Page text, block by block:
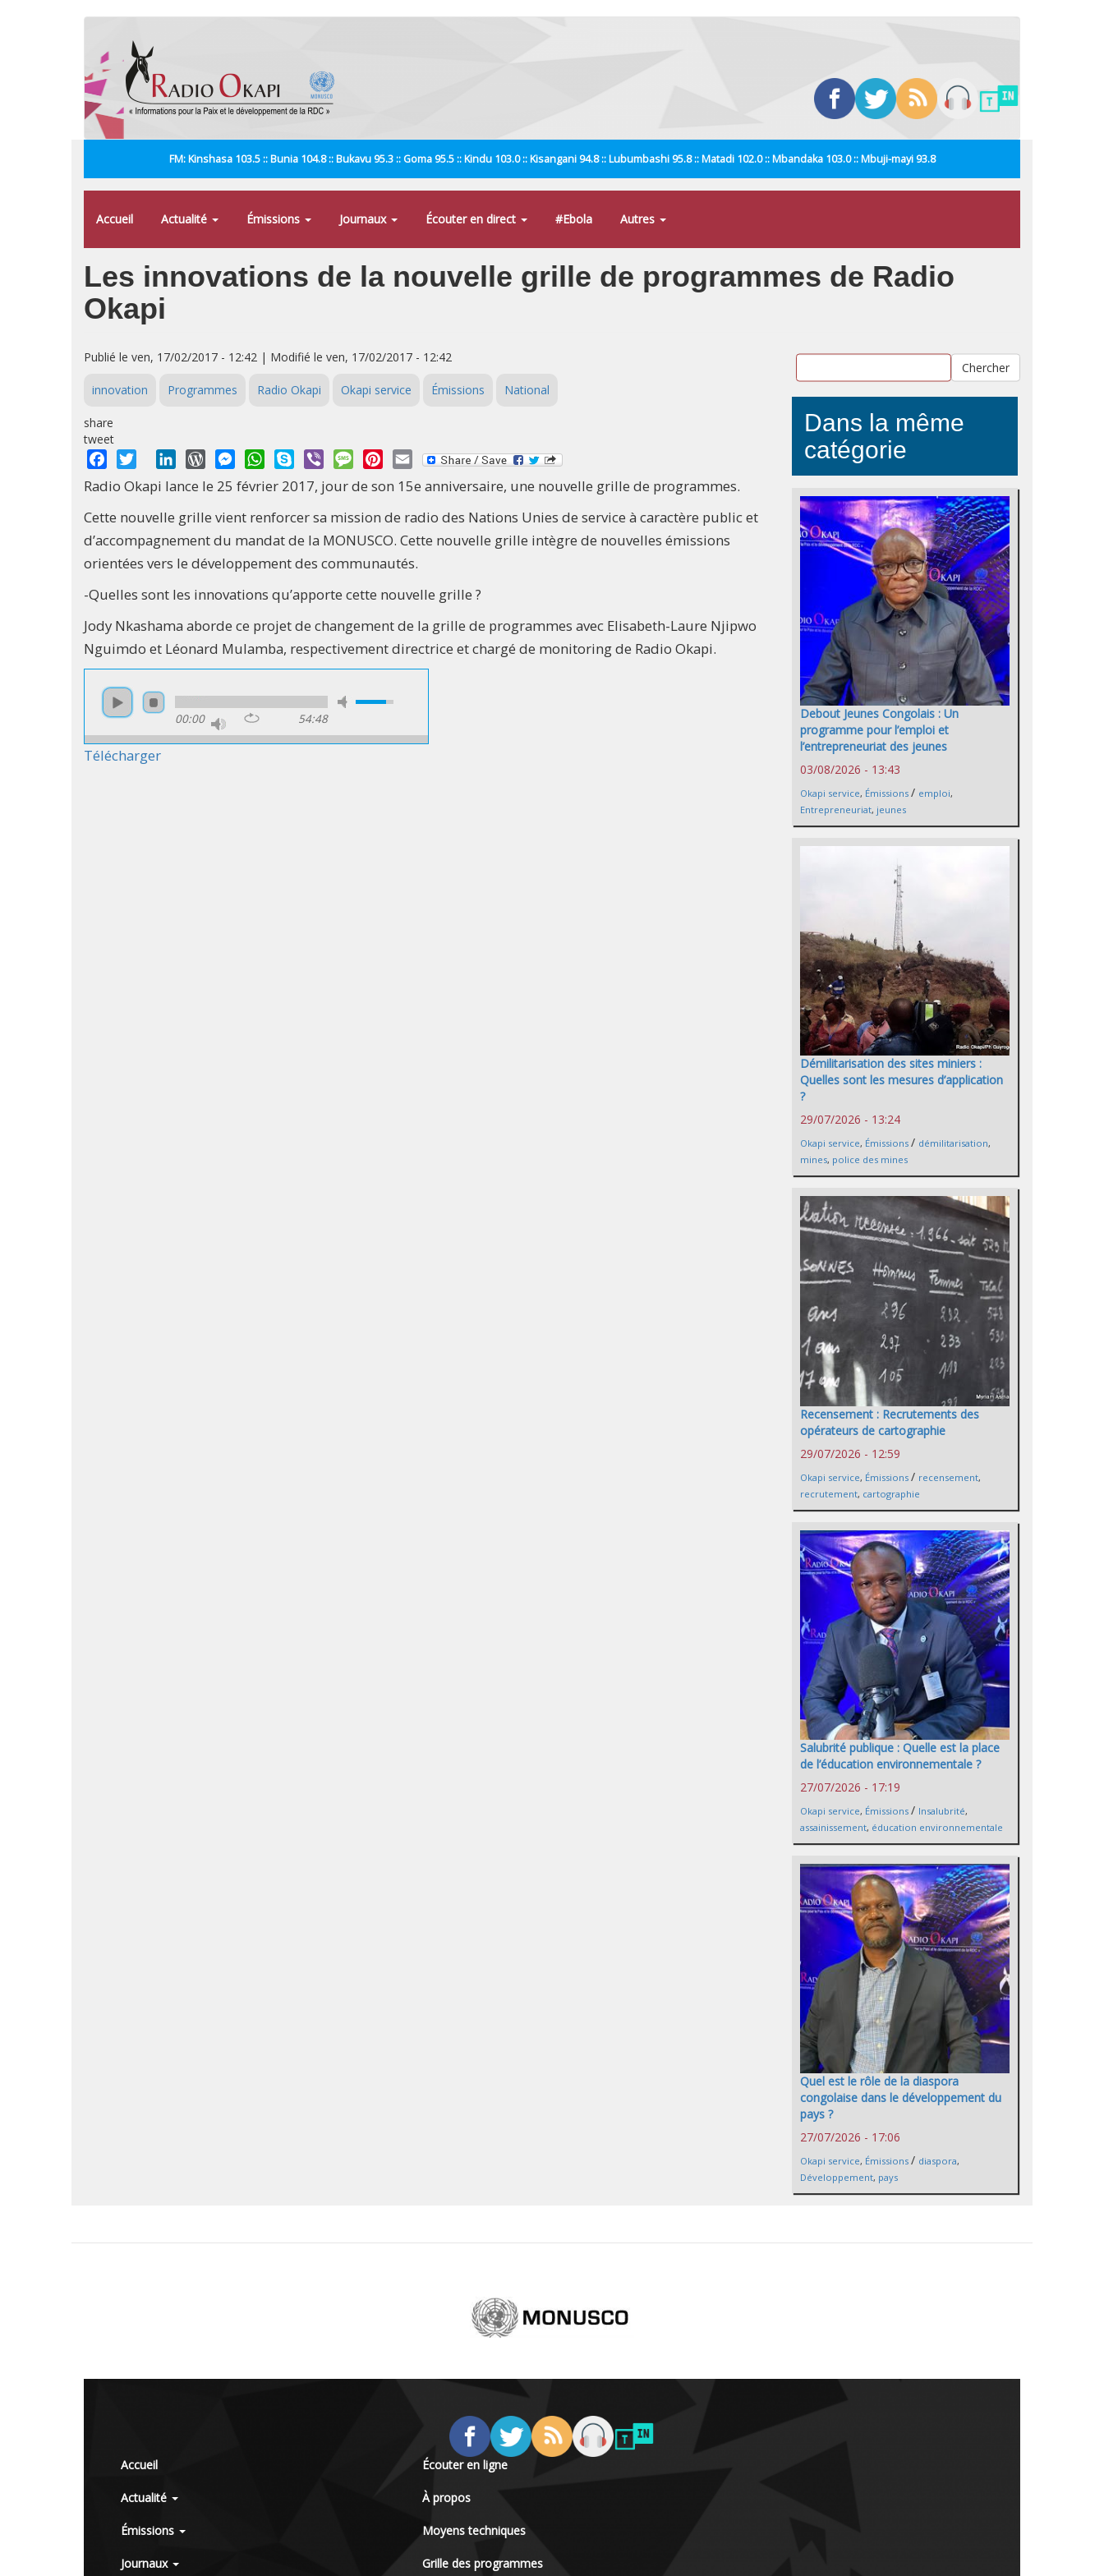
FM: Kinshasa 103.5 :: Bunia 104.8 :: Bukavu 95.3 :: Goma 95.5 :: Kindu 103.0 :: Kisangani 94.8 :: Lubumbashi 95.8 :: Matadi 102.0 :: Mbandaka 103.0 :: Mbuji-mayi 93.8
Accueil Actualité Émissions Journaux Écouter en direct #Ebola Autres
Les innovations de la nouvelle grille de programmes de Radio
Okapi
Publié le ven, 17/02/2017 - 12:42 | Modifié le ven, 17/02/2017 - 12:42
innovation Programmes Radio Okapi Okapi service Émissions National
share
tweet
Facebook
Twitter LinkedInWordPressMessengerWhatsApp
Skype Viber MessagePinterest
Email
Radio Okapi lance le 25 février 2017, jour de son 15e anniversaire, une nouvelle grille de programmes.
Cette nouvelle grille vient renforcer sa mission de radio des Nations Unies de service à caractère public et
d’accompagnement du mandat de la MONUSCO. Cette nouvelle grille intègre de nouvelles émissions
orientées vers le développement des communautés.
-Quelles sont les innovations qu’apporte cette nouvelle grille ?
Jody Nkashama aborde ce projet de changement de la grille de programmes avec Elisabeth-Laure Njipwo
Nguimdo et Léonard Mulamba, respectivement directrice et chargé de monitoring de Radio Okapi.
00:00 54:48
Télécharger
Chercher
Dans la même
catégorie
Debout Jeunes Congolais : Un
programme pour l’emploi et
l’entrepreneuriat des jeunes
03/08/2026 - 13:43
Okapi service, Émissions / emploi,
Entrepreneuriat, jeunes
Démilitarisation des sites miniers :
Quelles sont les mesures d’application
?
29/07/2026 - 13:24
Okapi service, Émissions / démilitarisation,
mines, police des mines
Recensement : Recrutements des
opérateurs de cartographie
29/07/2026 - 12:59
Okapi service, Émissions / recensement,
recrutement, cartographie
Salubrité publique : Quelle est la place
de l’éducation environnementale ?
27/07/2026 - 17:19
Okapi service, Émissions / Insalubrité,
assainissement, éducation environnementale
Quel est le rôle de la diaspora
congolaise dans le développement du
pays ?
27/07/2026 - 17:06
Okapi service, Émissions / diaspora,
Développement, pays
Accueil
Actualité
Émissions
Journaux
Écouter en ligne
À propos
Moyens techniques
Grille des programmes